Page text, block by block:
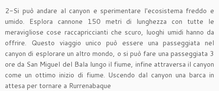
2-Si può andare al canyon e sperimentare l'ecosistema freddo e
umido. Esplora cannone 150 metri di lunghezza con tutte le
meravigliose cose raccapriccianti che scuro, luoghi umidi hanno da
offrire. Questo viaggio unico può essere una passeggiata nel
canyon di esplorare un altro mondo, o si può fare una passeggiata 3
ore da San Miguel del Bala lungo il fiume, infine attraversa il canyon
come un ottimo inizio di fiume. Uscendo dal canyon una barca in
attesa per tornare a Rurrenabaque